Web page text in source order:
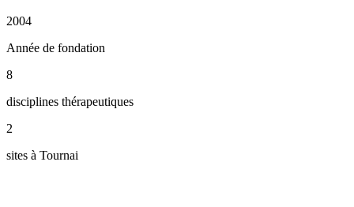
2004
Année de fondation
8
disciplines thérapeutiques
2
sites à Tournai